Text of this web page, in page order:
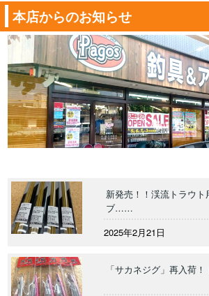
本店からのお知らせ
新発売！！渓流トラウ
ブ……
2025年2月21日
「サカネジグ」再入荷！